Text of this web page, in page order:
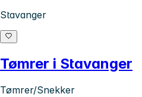
Stavanger
Tømrer i Stavanger
Tømrer/Snekker